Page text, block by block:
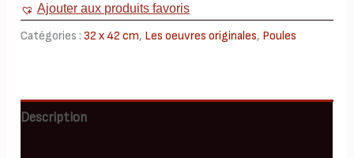
32x42Ajouter aux produits favoris
Catégories :32 x 42 cm, Les oeuvres originales, Poules
Description